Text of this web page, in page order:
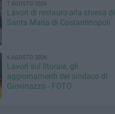
7 AGOSTO 2026
Lavori di restauro alla chiesa di
Santa Maria di Costantinopoli
6 AGOSTO 2026
Lavori sul litorale, gli
aggiornamenti del sindaco di
Giovinazzo - FOTO